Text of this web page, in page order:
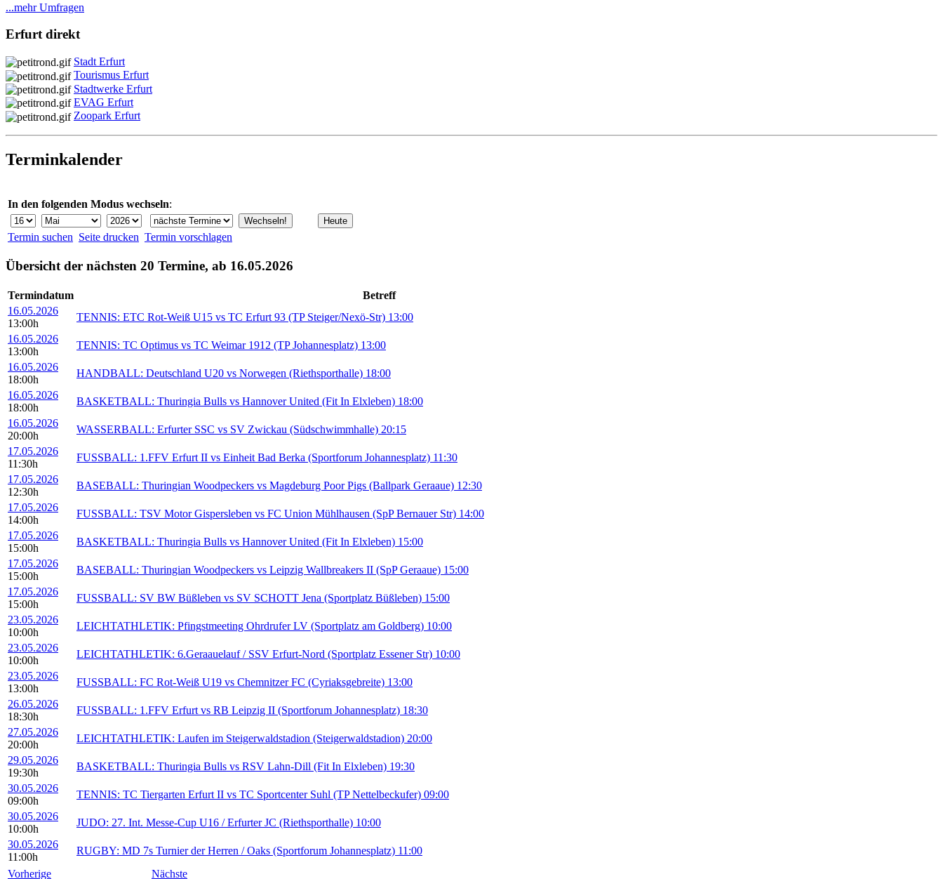
...mehr Umfragen
Erfurt direkt
Stadt Erfurt
Tourismus Erfurt
Stadtwerke Erfurt
EVAG Erfurt
Zoopark Erfurt
Terminkalender
In den folgenden Modus wechseln:
Termin suchen Seite drucken Termin vorschlagen
Übersicht der nächsten 20 Termine, ab 16.05.2026
Termindatum
Betreff
16.05.2026
13:00h
TENNIS: ETC Rot-Weiß U15 vs TC Erfurt 93 (TP Steiger/Nexö-Str) 13:00
16.05.2026
13:00h
TENNIS: TC Optimus vs TC Weimar 1912 (TP Johannesplatz) 13:00
16.05.2026
18:00h
HANDBALL: Deutschland U20 vs Norwegen (Riethsporthalle) 18:00
16.05.2026
18:00h
BASKETBALL: Thuringia Bulls vs Hannover United (Fit In Elxleben) 18:00
16.05.2026
20:00h
WASSERBALL: Erfurter SSC vs SV Zwickau (Südschwimmhalle) 20:15
17.05.2026
11:30h
FUSSBALL: 1.FFV Erfurt II vs Einheit Bad Berka (Sportforum Johannesplatz) 11:30
17.05.2026
12:30h
BASEBALL: Thuringian Woodpeckers vs Magdeburg Poor Pigs (Ballpark Geraaue) 12:30
17.05.2026
14:00h
FUSSBALL: TSV Motor Gispersleben vs FC Union Mühlhausen (SpP Bernauer Str) 14:00
17.05.2026
15:00h
BASKETBALL: Thuringia Bulls vs Hannover United (Fit In Elxleben) 15:00
17.05.2026
15:00h
BASEBALL: Thuringian Woodpeckers vs Leipzig Wallbreakers II (SpP Geraaue) 15:00
17.05.2026
15:00h
FUSSBALL: SV BW Büßleben vs SV SCHOTT Jena (Sportplatz Büßleben) 15:00
23.05.2026
10:00h
LEICHTATHLETIK: Pfingstmeeting Ohrdrufer LV (Sportplatz am Goldberg) 10:00
23.05.2026
10:00h
LEICHTATHLETIK: 6.Geraauelauf / SSV Erfurt-Nord (Sportplatz Essener Str) 10:00
23.05.2026
13:00h
FUSSBALL: FC Rot-Weiß U19 vs Chemnitzer FC (Cyriaksgebreite) 13:00
26.05.2026
18:30h
FUSSBALL: 1.FFV Erfurt vs RB Leipzig II (Sportforum Johannesplatz) 18:30
27.05.2026
20:00h
LEICHTATHLETIK: Laufen im Steigerwaldstadion (Steigerwaldstadion) 20:00
29.05.2026
19:30h
BASKETBALL: Thuringia Bulls vs RSV Lahn-Dill (Fit In Elxleben) 19:30
30.05.2026
09:00h
TENNIS: TC Tiergarten Erfurt II vs TC Sportcenter Suhl (TP Nettelbeckufer) 09:00
30.05.2026
10:00h
JUDO: 27. Int. Messe-Cup U16 / Erfurter JC (Riethsporthalle) 10:00
30.05.2026
11:00h
RUGBY: MD 7s Turnier der Herren / Oaks (Sportforum Johannesplatz) 11:00
Vorherige
Nächste